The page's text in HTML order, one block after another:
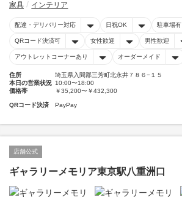
家具 インテリア
配達・デリバリー対応 日祝OK 駐車場有
QRコード決済可 女性歓迎 男性歓迎
アウトレットコーナーあり オーダーメイド
住所
埼玉県入間郡三芳町北永井７８６−１５
本日の営業状況 10:00〜18:00
価格帯
￥35,200〜￥432,300
QRコード決済 PayPay
店舗公式
ギャラリーメモリア東京駅八重洲口